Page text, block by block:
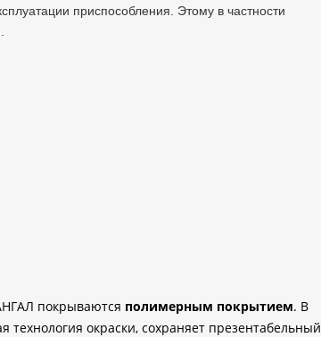
приспособления. Этому в частности
покрываются полимерным покрытием. В
технология окраски, сохраняет презентабельный